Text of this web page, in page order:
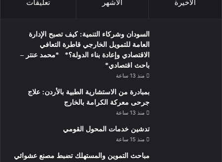
الأخيرة الأشهر تعليقات
السودان وشركاء التنمية: كيف تصبح الإدارة
العامة للتمويل الخارجي قاطرة التعافي
الاقتصادي وإعادة بناء الدولة؟* *محمد عنتر –
باحث اقتصادي*
منذ 13 ساعة
بمبادرة من الاستشارية الطبية بالأردن: علاج
جرحى معركة الكرامة بالخارج
منذ 13 ساعة
تدشين خدمات المحول القومي
منذ 15 ساعة
مباحث التموين والمستهلك تضبط مصنع عشوائي